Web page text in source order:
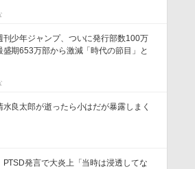
刊少年ジャンプ、ついに発行部数100万
期653万部から激減「時代の節目」と
水良太郎が逝ったら小はだが暴露しまく
PTSD発言で大炎上「当時は浸透してな